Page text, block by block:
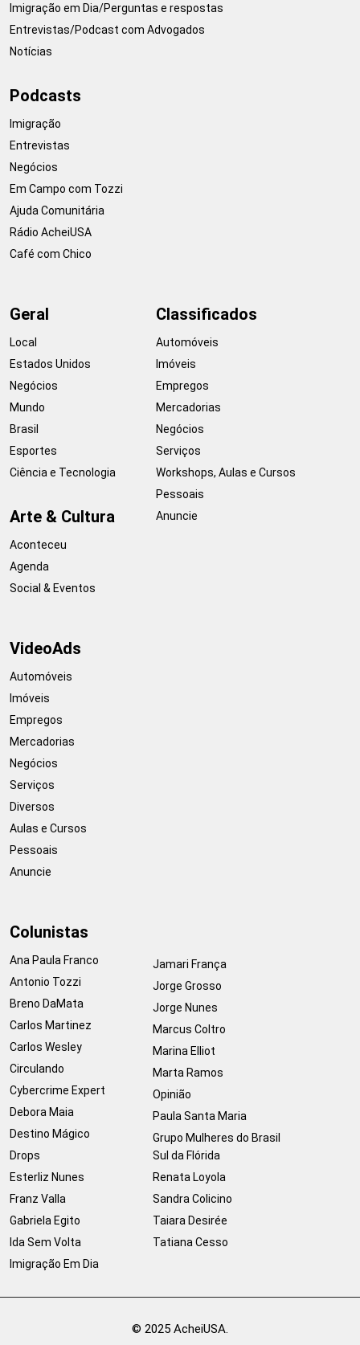
Imigração em Dia/Perguntas e respostas
Entrevistas/Podcast com Advogados
Notícias
Podcasts
Imigração
Entrevistas
Negócios
Em Campo com Tozzi
Ajuda Comunitária
Rádio AcheiUSA
Café com Chico
Geral
Local
Estados Unidos
Negócios
Mundo
Brasil
Esportes
Ciência e Tecnologia
Arte & Cultura
Aconteceu
Agenda
Social & Eventos
Classificados
Automóveis
Imóveis
Empregos
Mercadorias
Negócios
Serviços
Workshops, Aulas e Cursos
Pessoais
Anuncie
VideoAds
Automóveis
Imóveis
Empregos
Mercadorias
Negócios
Serviços
Diversos
Aulas e Cursos
Pessoais
Anuncie
Colunistas
Ana Paula Franco
Antonio Tozzi
Breno DaMata
Carlos Martinez
Carlos Wesley
Circulando
Cybercrime Expert
Debora Maia
Destino Mágico
Drops
Esterliz Nunes
Franz Valla
Gabriela Egito
Ida Sem Volta
Imigração Em Dia
Jamari França
Jorge Grosso
Jorge Nunes
Marcus Coltro
Marina Elliot
Marta Ramos
Opinião
Paula Santa Maria
Grupo Mulheres do Brasil
Sul da Flórida
Renata Loyola
Sandra Colicino
Taiara Desirée
Tatiana Cesso
© 2025 AcheiUSA.